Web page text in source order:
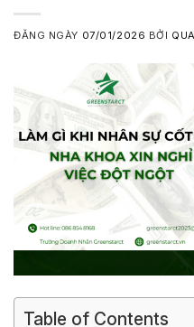
ĐĂNG NGÀY 07/01/2026 BỞI
Table of Contents